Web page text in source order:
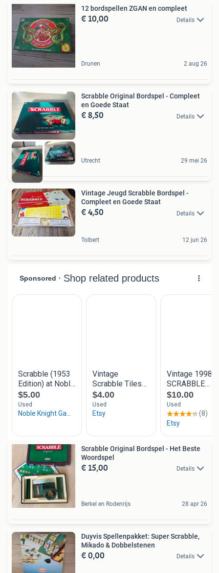
12 bordspellen ZGAN en compleet
€ 10,00 Details
Drunen 2 aug 26
Scrabble Original Bordspel - Compleet
en Goede Staat
€ 8,50 Details
Utrecht 29 mei 26
Vintage Jeugd Scrabble Bordspel -
Compleet en Goede Staat
€ 4,50 Details
Tolbert 12 jun 26
Scrabble Original Bordspel - Het Beste
Woordspel
€ 15,00 Details
Berkel en Rodenrijs 28 apr 26
Duyvis Spellenpakket: Super Scrabble,
Mikado & Dobbelstenen
€ 0,00 Details